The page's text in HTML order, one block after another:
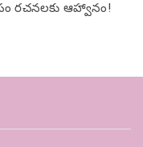
రచనలకు ఆహ్వానం!